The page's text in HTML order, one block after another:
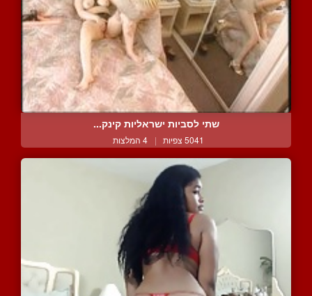
שתי לסביות ישראליות קינק...
5041 צפיות | 4 המלצות